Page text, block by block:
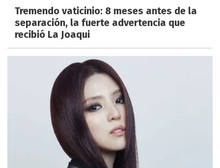
Tremendo vaticinio: 8 meses antes de la
separación, la fuerte advertencia que
recibió La Joaqui